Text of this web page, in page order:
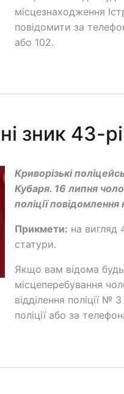
місцезнаходження
повідомити за
або 102.
зник 43-
Криворізькі
Кубаря. 16 липня
поліції
Прикмети: на вигляд
статури.
Якщо вам відома
місцеперебування
відділення поліції №
поліції або за